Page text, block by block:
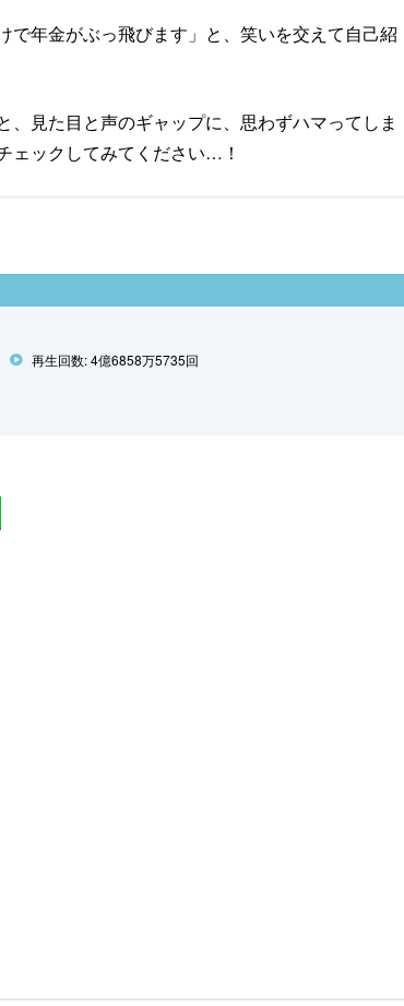
年金がぶっ飛びます」と、笑いを交えて自己紹
見た目と声のギャップに、思わずハマってしま
ェックしてみてください…！
再生回数: 4億6858万5735回